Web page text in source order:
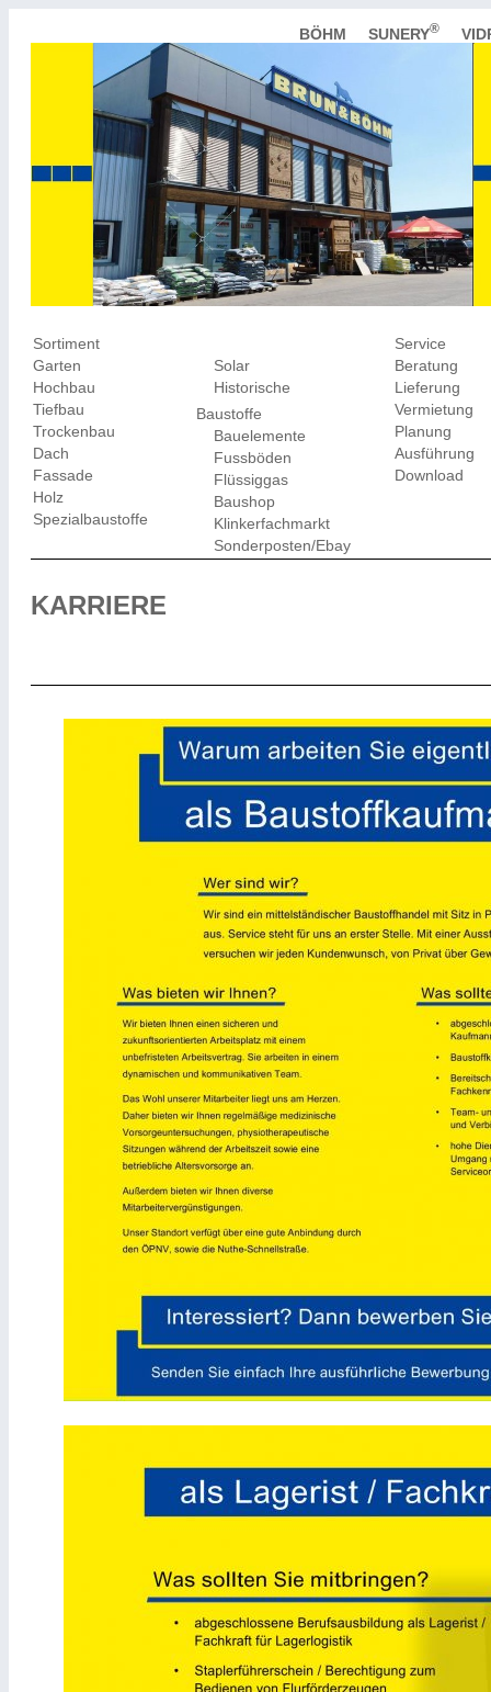
BÖHM SUNERY®
Sortiment
Garten
Hochbau
Tiefbau
Trockenbau
Dach
Fassade
Holz
Spezialbaustoffe
Solar
Historische
Baustoffe
Bauelemente
Fussböden
Flüssiggas
Baushop
Klinkerfachmarkt
Sonderposten/Ebay
Service
Beratung
Lieferung
Vermietung
Planung
Ausführung
Download
KARRIERE